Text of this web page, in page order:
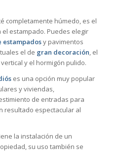
completamente húmedo, es el
estampado. Puedes elegir
y pavimentos
el de gran decoración, el
y el hormigón pulido.
es una opción muy popular
y viviendas,
de entradas para
resultado espectacular al
la instalación de un
su uso también se